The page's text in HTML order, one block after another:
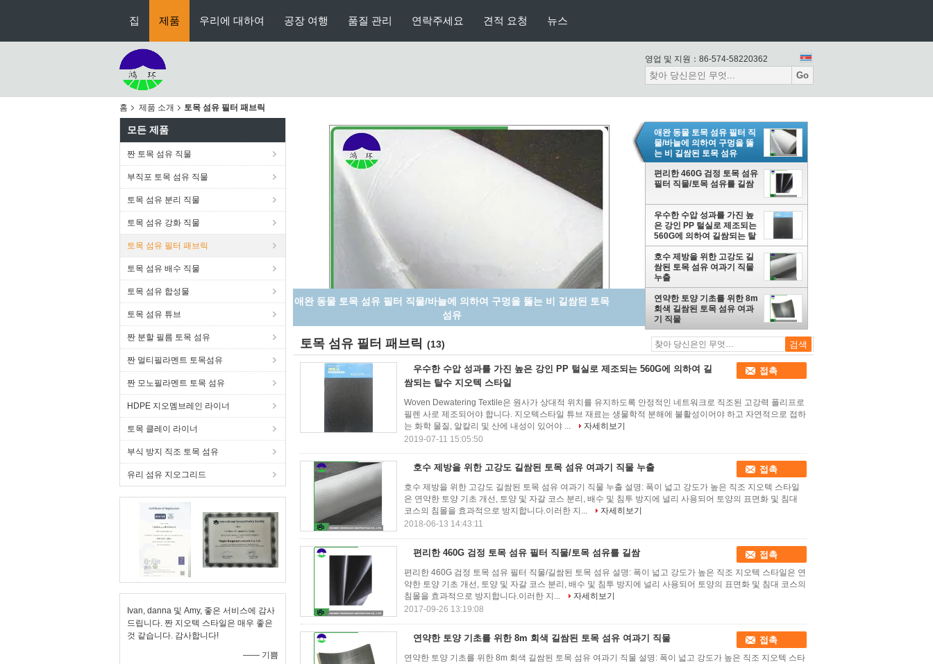
집 제품 우리에 대하여 공장 여행 품질 관리 연락주세요 견적 요청 뉴스
영업 및 지원： 86-574-58220362
Go
홈 제품 소개 토목 섬유 필터 패브릭
모든 제품
짠 토목 섬유 직물
부직포 토목 섬유 직물
토목 섬유 분리 직물
토목 섬유 강화 직물
토목 섬유 필터 패브릭
토목 섬유 배수 직물
토목 섬유 합성물
토목 섬유 튜브
짠 분할 필름 토목 섬유
짠 멀티필라멘트 토목섬유
짠 모노필라멘트 토목 섬유
HDPE 지오멤브레인 라이너
토목 클레이 라이너
부식 방지 직조 토목 섬유
유리 섬유 지오그리드
Ivan, danna 및 Amy, 좋은 서비스에 감사
드립니다. 짠 지오텍 스타일은 매우 좋은
것 같습니다. 감사합니다!
—— 기쁨
편리한 460G 검정 토목 섬유 필터 직물/토목 섬유를 길쌈
애완 동물 토목 섬유 필터 직
물/바늘에 의하여 구멍을 뚫
는 비 길쌈된 토목 섬유
편리한 460G 검정 토목 섬유
필터 직물/토목 섬유를 길쌈
우수한 수압 성과를 가진 높
은 강인 PP 털실로 제조되는
560G에 의하여 길쌈되는 탈
수 지오텍 스타일
호수 제방을 위한 고강도 길
쌈된 토목 섬유 여과기 직물
누출
연약한 토양 기초를 위한 8m
회색 길쌈된 토목 섬유 여과
기 직물
토목 섬유 필터 패브릭 (13)
우수한 수압 성과를 가진 높은 강인 PP 털실로 제조되는 560G에 의하여 길
쌈되는 탈수 지오텍 스타일
접촉
Woven Dewatering Textile은 원사가 상대적 위치를 유지하도록 안정적인 네트워크로 직조된 고강력 폴리프로
필렌 사로 제조되어야 합니다. 지오텍스타일 튜브 재료는 생물학적 분해에 불활성이어야 하고 자연적으로 접하
는 화학 물질, 알칼리 및 산에 내성이 있어야 ...
자세히보기
2019-07-11 15:05:50
호수 제방을 위한 고강도 길쌈된 토목 섬유 여과기 직물 누출 접촉
호수 제방을 위한 고강도 길쌈된 토목 섬유 여과기 직물 누출 설명: 폭이 넓고 강도가 높은 직조 지오텍 스타일
은 연약한 토양 기초 개선, 토양 및 자갈 코스 분리, 배수 및 침투 방지에 널리 사용되어 토양의 표면화 및 침대
코스의 침몰을 효과적으로 방지합니다.이러한 지...
자세히보기
2018-06-13 14:43:11
편리한 460G 검정 토목 섬유 필터 직물/토목 섬유를 길쌈 접촉
편리한 460G 검정 토목 섬유 필터 직물/길쌈된 토목 섬유 설명: 폭이 넓고 강도가 높은 직조 지오텍 스타일은 연
약한 토양 기초 개선, 토양 및 자갈 코스 분리, 배수 및 침투 방지에 널리 사용되어 토양의 표면화 및 침대 코스의
침몰을 효과적으로 방지합니다.이러한 지...
자세히보기
2017-09-26 13:19:08
연약한 토양 기초를 위한 8m 회색 길쌈된 토목 섬유 여과기 직물 접촉
연약한 토양 기초를 위한 8m 회색 길쌈된 토목 섬유 여과기 직물 설명: 폭이 넓고 강도가 높은 직조 지오텍 스타